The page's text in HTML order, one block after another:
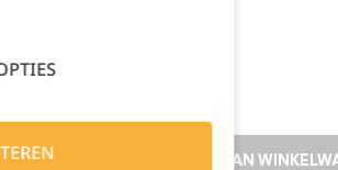
TOEVOEGEN AAN